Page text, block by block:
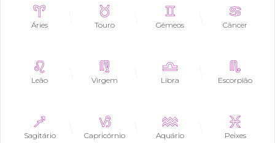
Áries Touro Gêmeos Câncer
Leão Virgem Libra Escorpião
Sagitário Capricórnio Aquário Peixes